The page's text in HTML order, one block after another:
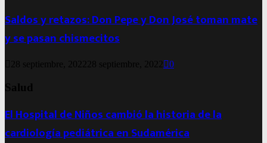
Saldos y retazos: Don Pepe y Don José toman mate
y se pasan chismecitos
28 septiembre, 2022 28 septiembre, 2022 0
Salud
El Hospital de Niños cambió la historia de la
cardiología pediátrica en Sudamérica